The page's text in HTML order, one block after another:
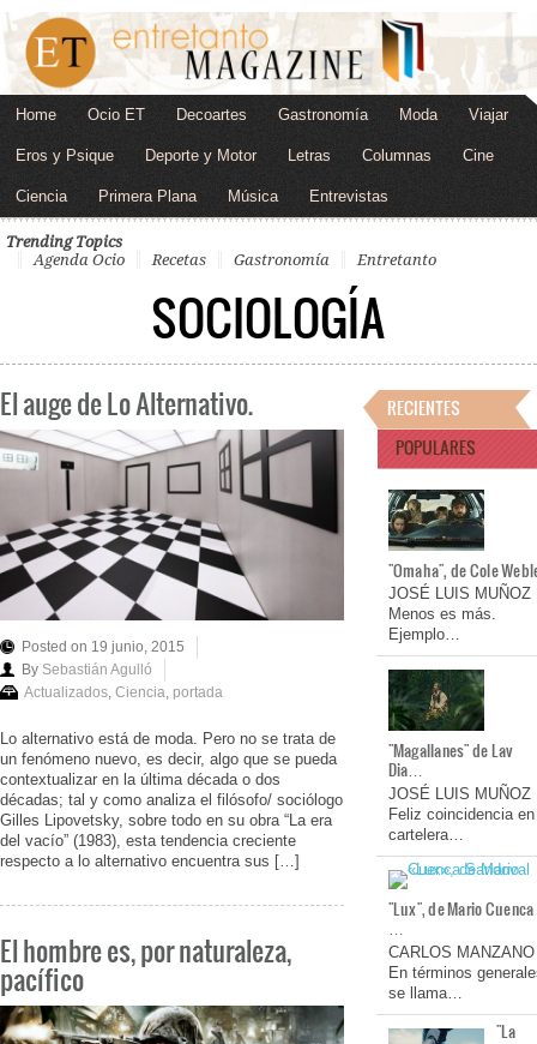
Home Ocio ET Decoartes Gastronomía Moda Viajar
Eros y Psique Deporte y Motor Letras Columnas Cine
Ciencia Primera Plana Música Entrevistas
Trending Topics
Agenda Ocio
Recetas Gastronomía Entretanto
SOCIOLOGÍA
El auge de Lo Alternativo.
Posted on 19 junio, 2015
By Sebastián Agulló
Actualizados, Ciencia, portada
Lo alternativo está de moda. Pero no se trata de
un fenómeno nuevo, es decir, algo que se pueda
contextualizar en la última década o dos
décadas; tal y como analiza el filósofo/ sociólogo
Gilles Lipovetsky, sobre todo en su obra “La era
del vacío” (1983), esta tendencia creciente
respecto a lo alternativo encuentra sus […]
El hombre es, por naturaleza,
pacífico
RECIENTES
POPULARES
"Omaha", de Cole
JOSÉ LUIS MUÑOZ
Menos es más.
Ejemplo…
"Magallanes" de Lav
Dia…
JOSÉ LUIS MUÑOZ
Feliz coincidencia en
cartelera…
"Lux", de Mario Cuenca
…
CARLOS MANZANO
En términos
se llama…
"La